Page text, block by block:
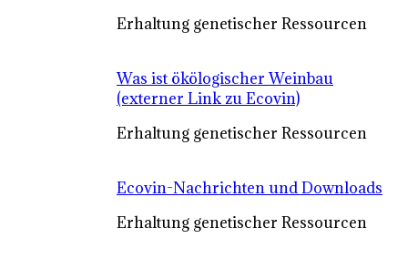
Erhaltung genetischer Ressourcen
Was ist ökölogischer Weinbau
(externer Link zu Ecovin)
Erhaltung genetischer Ressourcen
Ecovin-Nachrichten und Downloads
Erhaltung genetischer Ressourcen